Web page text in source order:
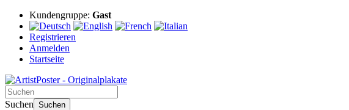
Kundengruppe: Gast
Registrieren
Anmelden
Startseite
Suchen Suchen